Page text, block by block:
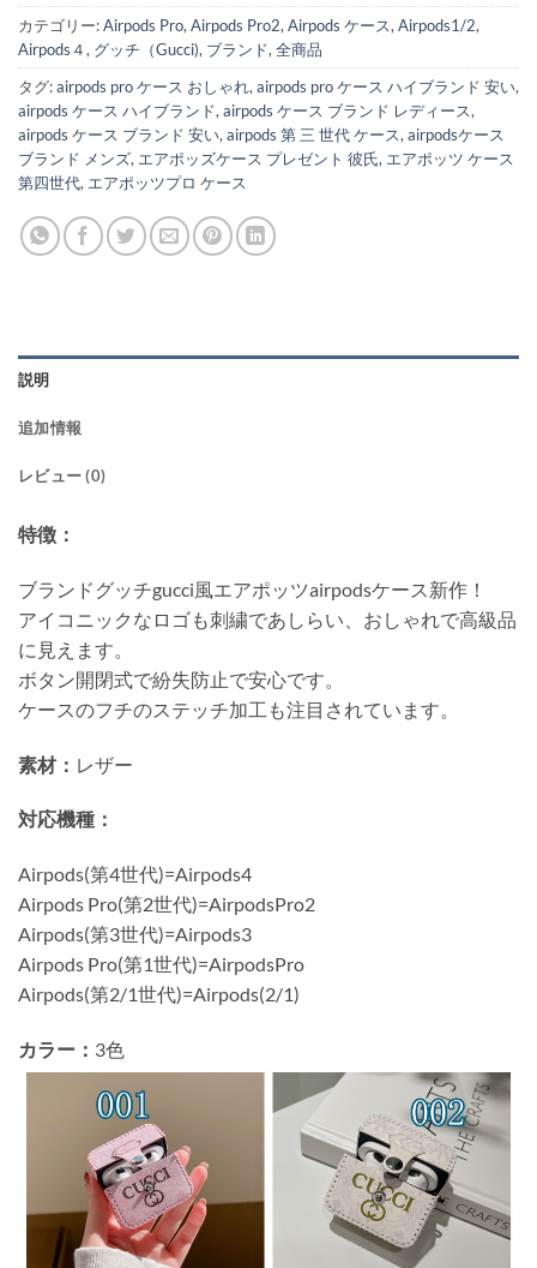
カテゴリー:Airpods Pro, Airpods Pro2, Airpods ケース, Airpods1/2,
Airpods４, グッチ（Gucci), ブランド, 全商品
タグ:airpods pro ケース おしゃれ, airpods pro ケース ハイブランド 安い,
airpods ケース ハイブランド, airpods ケース ブランド レディース,
airpods ケース ブランド 安い, airpods 第 三 世代 ケース, airpodsケース
ブランド メンズ, エアポッズケース プレゼント 彼氏, エアポッツ ケース
第四世代, エアポッツプロ ケース
説明
追加情報
レビュー (0)
特徴：
ブランドグッチgucci風エアポッツairpodsケース新作！
アイコニックなロゴも刺繍であしらい、おしゃれで高級品
に見えます。
ボタン開閉式で紛失防止で安心です。
ケースのフチのステッチ加工も注目されています。
素材： レザー
対応機種：
Airpods(第4世代)=Airpods4
Airpods Pro(第2世代)=AirpodsPro2
Airpods(第3世代)=Airpods3
Airpods Pro(第1世代)=AirpodsPro
Airpods(第2/1世代)=Airpods(2/1)
カラー： 3色